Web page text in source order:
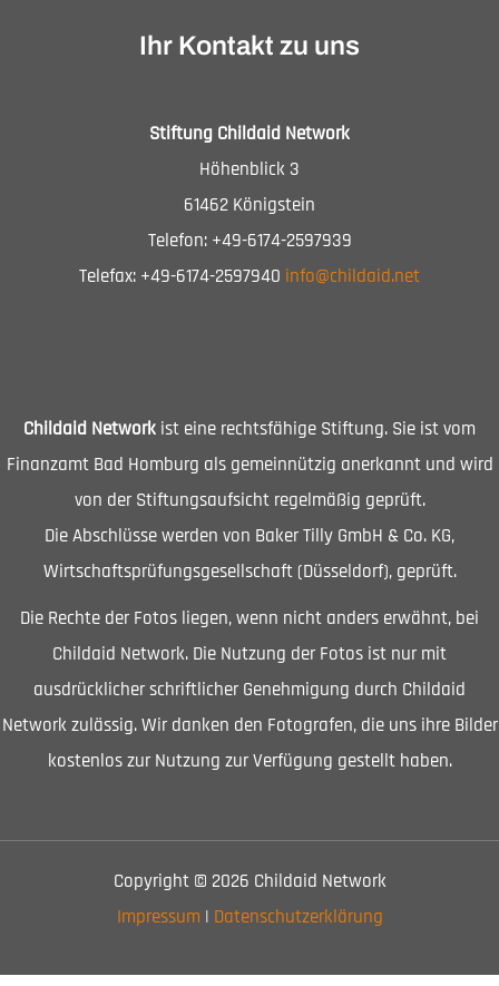
Ihr Kontakt zu uns
Stiftung Childaid Network
Höhenblick 3
61462 Königstein
Telefon: +49-6174-2597939
Telefax: +49-6174-2597940 info@childaid.net
Childaid Network ist eine rechtsfähige Stiftung. Sie ist vom
Finanzamt Bad Homburg als gemeinnützig anerkannt und wird
von der Stiftungsaufsicht regelmäßig geprüft.
Die Abschlüsse werden von Baker Tilly GmbH & Co. KG,
Wirtschaftsprüfungsgesellschaft (Düsseldorf), geprüft.
Die Rechte der Fotos liegen, wenn nicht anders erwähnt, bei
Childaid Network. Die Nutzung der Fotos ist nur mit
ausdrücklicher schriftlicher Genehmigung durch Childaid
Network zulässig. Wir danken den Fotografen, die uns ihre Bilder
kostenlos zur Nutzung zur Verfügung gestellt haben.
Copyright © 2026 Childaid Network
Impressum | Datenschutzerklärung